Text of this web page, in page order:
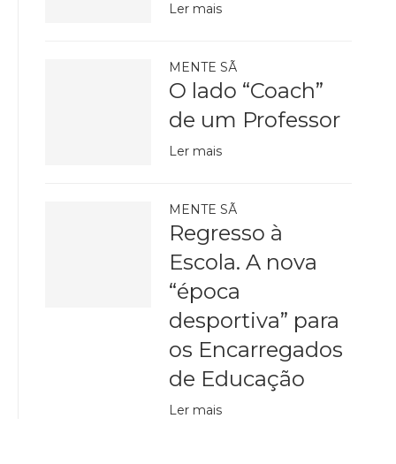
Ler mais
MENTE SÃ
O lado “Coach”
de um Professor
Ler mais
MENTE SÃ
Regresso à
Escola. A nova
“época
desportiva” para
os Encarregados
de Educação
Ler mais